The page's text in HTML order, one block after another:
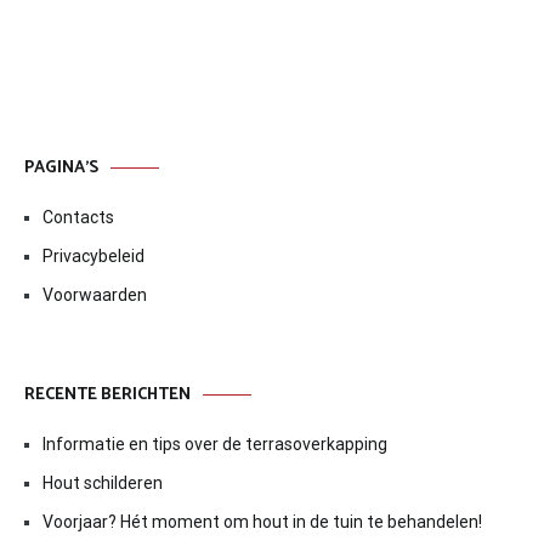
PAGINA’S
Contacts
Privacybeleid
Voorwaarden
RECENTE BERICHTEN
Informatie en tips over de terrasoverkapping
Hout schilderen
Voorjaar? Hét moment om hout in de tuin te behandelen!